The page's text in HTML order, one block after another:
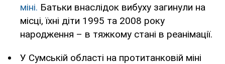
міні. Батьки внаслідок вибуху загинули на
місці, їхні діти 1995 та 2008 року
народження – в тяжкому стані в реанімації.
У Сумській області на протитанковій міні